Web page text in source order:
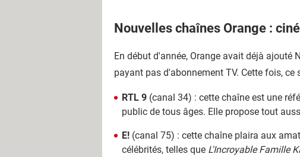
Nouvelles chaînes Orange :
En début d'année, Orange avait déjà ajouté
payant pas d'abonnement TV. Cette fois,
RTL 9 (canal 34) : cette chaîne est une
public de tous âges. Elle propose tout
E! (canal 75) : cette chaîne plaira aux
célébrités, telles que L'Incroyable Famille